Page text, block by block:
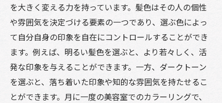
トレンドカラーが似合う髪質とは
美容室でのトレンドカラーの提案方法
トレンドと個性を融合させたカラーリング
美容室で流行を取り入れるメリット
美容室でのカラーリングがもたらす日常の変化
カラーリング後の日常ケアの方法
を大きく変える力を持っています。髪色はその人の個性
や雰囲気を決定づける要素の一つであり、選ぶ色によっ
て自分自身の印象を自在にコントロールすることができ
ます。例えば、明るい髪色を選ぶと、より若々しく、活
発な印象を与えることができます。一方、ダークトーン
を選ぶと、落ち着いた印象や知的な雰囲気を持たせるこ
とができます。月に一度の美容室でのカラーリングで、